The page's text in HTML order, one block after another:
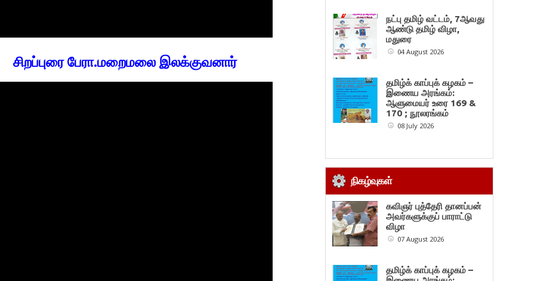
சிறப்புரை பேரா.மறைமலை இலக்குவனார்
நட்பு தமிழ் வட்டம், 7ஆவது
ஆண்டு தமிழ் விழா,
மதுரை
04 August 2026
தமிழ்க் காப்புக் கழகம் –
இணைய அரங்கம்:
ஆளுமையர் உரை 169 &
170 ; நூலரங்கம்
08 July 2026
நிகழ்வுகள்
கவிஞர் புத்தேரி தானப்பன்
அவர்களுக்குப் பாராட்டு
விழா
07 August 2026
தமிழ்க் காப்புக் கழகம் –